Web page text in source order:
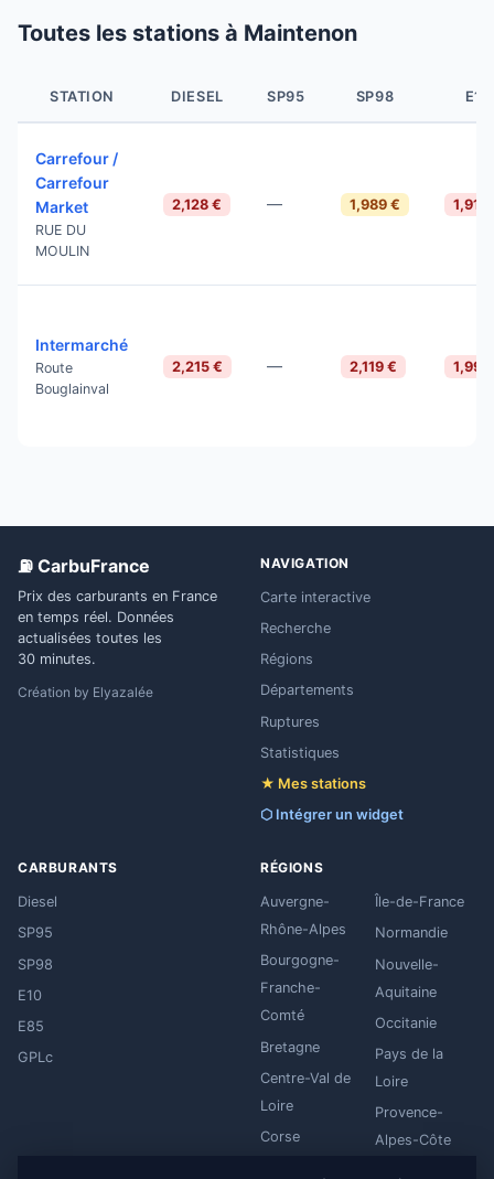
Toutes les stations à Maintenon
STATION DIESEL SP95 SP98 E10
Carrefour /
Carrefour
Market
RUE DU
MOULIN
2,128 € — 1,989 € 1,919
Intermarché
Route
Bouglainval
2,215 € — 2,119 € 1,999
⛽ CarbuFrance
Prix des carburants en France
en temps réel. Données
actualisées toutes les
30 minutes.
Création by Elyazalée
NAVIGATION
Carte interactive
Recherche
Régions
Départements
Ruptures
Statistiques
★ Mes stations
⬡ Intégrer un widget
CARBURANTS
Diesel
SP95
SP98
E10
E85
GPLc
RÉGIONS
Auvergne-
Rhône-Alpes
Bourgogne-
Franche-
Comté
Bretagne
Centre-Val de
Loire
Corse
Île-de-France
Normandie
Nouvelle-
Aquitaine
Occitanie
Pays de la
Loire
Provence-
Alpes-Côte